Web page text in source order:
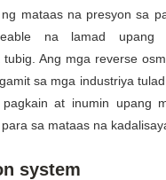
mataas na presyon sa
na lamad upang
tubig. Ang mga reverse
sa mga industriya
pagkain at inumin upang
sa mataas na
system